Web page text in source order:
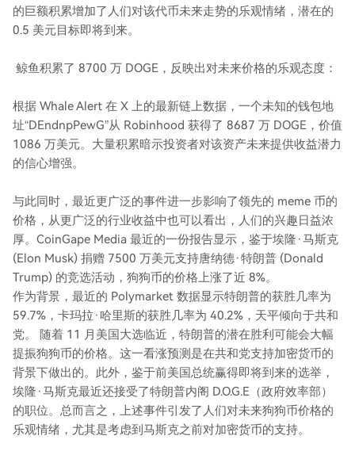
的巨额积累增加了人们对该代币未来走势的乐观情绪，潜在的
0.5 美元目标即将到来。
鲸鱼积累了 8700 万 DOGE，反映出对未来价格的乐观态度：
根据 Whale Alert 在 X 上的最新链上数据，一个未知的钱包地
址“DEndnpPewG”从 Robinhood 获得了 8687 万 DOGE，价值
1086 万美元。大量积累暗示投资者对该资产未来提供收益潜力
的信心增强。
与此同时，最近更广泛的事件进一步影响了领先的 meme 币的
价格，从更广泛的行业收益中也可以看出，人们的兴趣日益浓
厚。CoinGape Media 最近的一份报告显示，鉴于埃隆·马斯克
(Elon Musk) 捐赠 7500 万美元支持唐纳德·特朗普 (Donald
Trump) 的竞选活动，狗狗币的价格上涨了近 8%。
作为背景，最近的 Polymarket 数据显示特朗普的获胜几率为
59.7%，卡玛拉·哈里斯的获胜几率为 40.2%，天平倾向于共和
党。 随着 11 月美国大选临近，特朗普的潜在胜利可能会大幅
提振狗狗币的价格。这一看涨预测是在共和党支持加密货币的
背景下做出的。此外，鉴于前美国总统赢得即将到来的选举，
埃隆·马斯克最近还接受了特朗普内阁 D.O.G.E（政府效率部）
的职位。总而言之，上述事件引发了人们对未来狗狗币价格的
乐观情绪，尤其是考虑到马斯克之前对加密货币的支持。